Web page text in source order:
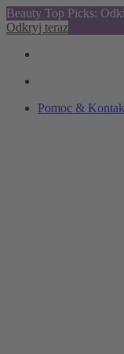
Beauty Top Picks:
Odkryj teraz
Pomoc &